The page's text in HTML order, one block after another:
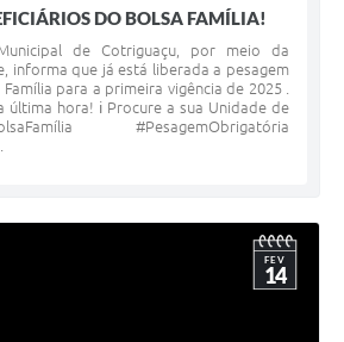
DO BOLSA FAMÍLIA!
de Cotriguaçu, por meio da
informa que já está liberada a pesagem
para a primeira vigência de 2025 .
última hora! ℹ Procure a sua Unidade de
#PesagemObrigatória
FEV
14